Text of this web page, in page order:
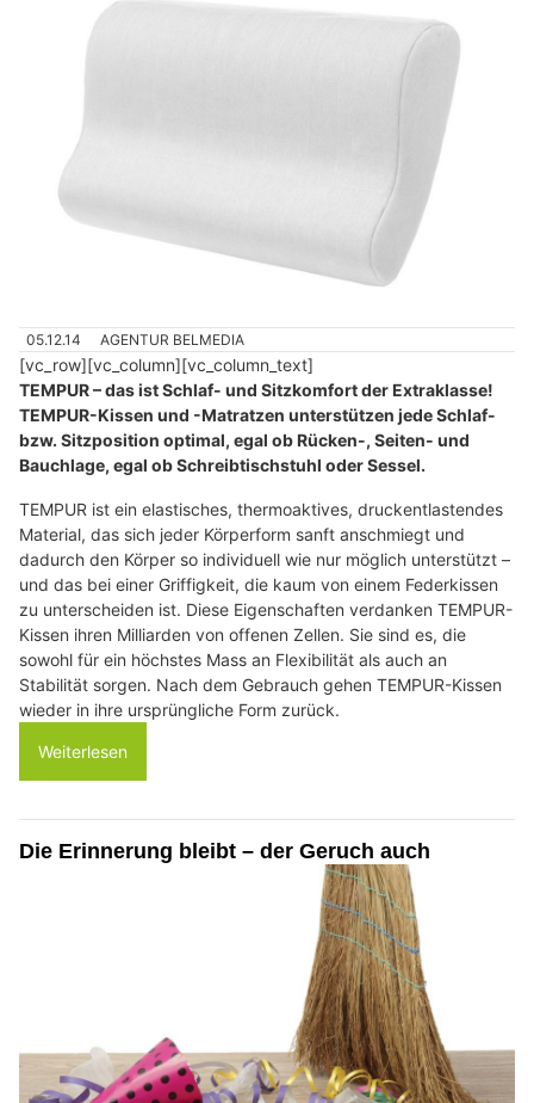
05.12.14 AGENTUR BELMEDIA
[vc_row][vc_column][vc_column_text]
TEMPUR – das ist Schlaf- und Sitzkomfort der Extraklasse!
TEMPUR-Kissen und -Matratzen unterstützen jede Schlaf-
bzw. Sitzposition optimal, egal ob Rücken-, Seiten- und
Bauchlage, egal ob Schreibtischstuhl oder Sessel.
TEMPUR ist ein elastisches, thermoaktives, druckentlastendes
Material, das sich jeder Körperform sanft anschmiegt und
dadurch den Körper so individuell wie nur möglich unterstützt –
und das bei einer Griffigkeit, die kaum von einem Federkissen
zu unterscheiden ist. Diese Eigenschaften verdanken TEMPUR-
Kissen ihren Milliarden von offenen Zellen. Sie sind es, die
sowohl für ein höchstes Mass an Flexibilität als auch an
Stabilität sorgen. Nach dem Gebrauch gehen TEMPUR-Kissen
wieder in ihre ursprüngliche Form zurück.
Weiterlesen
Die Erinnerung bleibt – der Geruch auch